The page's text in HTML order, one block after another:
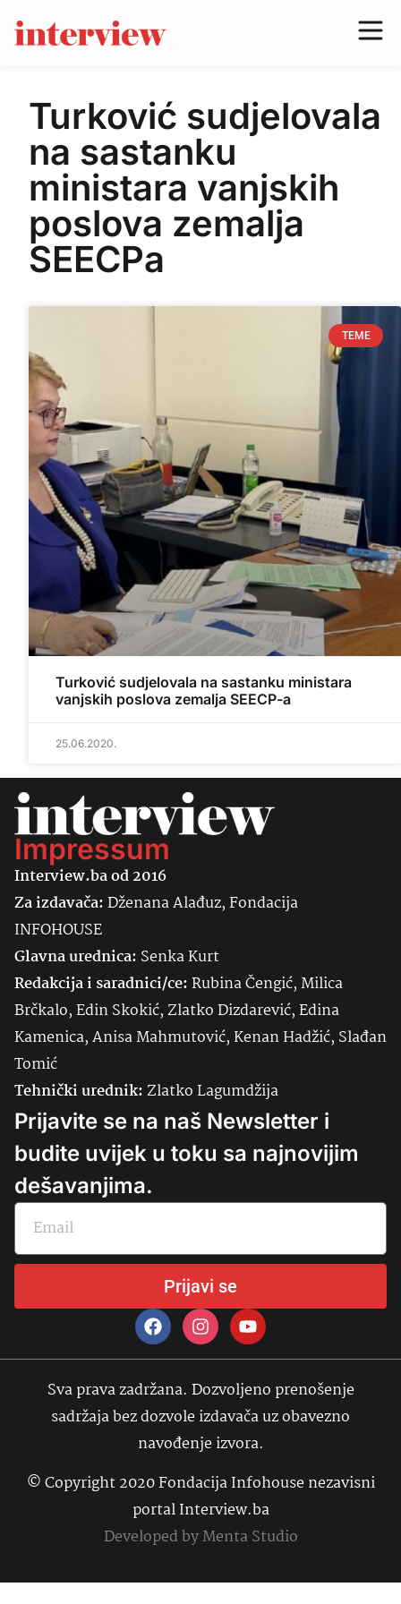
Turković sudjelovala
na sastanku
ministara vanjskih
poslova zemalja
SEECPa
TEME
Turković sudjelovala na sastanku ministara
vanjskih poslova zemalja SEECP-a
25.06.2020.
Impressum
Interview.ba od 2016
Za izdavača:Dženana Alađuz, Fondacija
INFOHOUSE
Glavna urednica: SenkaKurt
Redakcija i saradnici/ce:Rubina Čengić, Milica
Brčkalo, Edin Skokić, Zlatko Dizdarević, Edina
Kamenica, Anisa Mahmutović, Kenan Hadžić, Slađan
Tomić
Tehnički urednik:Zlatko Lagumdžija
Prijavite se na naš Newsletter i
budite uvijek u toku sa najnovijim
dešavanjima.
Prijavi se
Sva prava zadržana. Dozvoljeno prenošenje
sadržaja bez dozvole izdavača uz obavezno
navođenje izvora.
© Copyright 2020 Fondacija Infohouse nezavisni
portal Interview.ba
Developed byMenta Studio